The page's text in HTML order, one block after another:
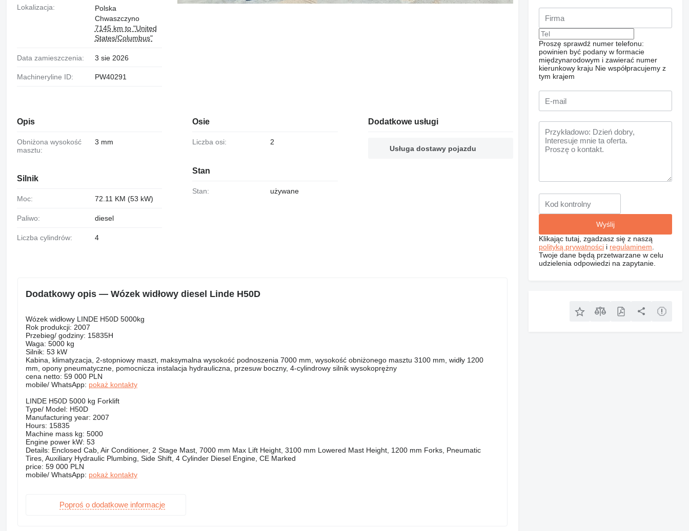
Lokalizacja:
Polska
Chwaszczyno
7145 km to "United
States/Columbus"
Data zamieszczenia: 3 sie 2026
Machineryline ID: PW40291
Opis
Obniżona wysokość
masztu:
3 mm
Silnik
Moc: 72.11 KM (53 kW)
Paliwo: diesel
Liczba cylindrów: 4
Osie
Liczba osi: 2
Stan
Stan: używane
Dodatkowe usługi
Usługa dostawy pojazdu
Dodatkowy opis — Wózek widłowy diesel Linde H50D
Wózek widłowy LINDE H50D 5000kg
Rok produkcji: 2007
Przebieg/ godziny: 15835H
Waga: 5000 kg
Silnik: 53 kW
Kabina, klimatyzacja, 2-stopniowy maszt, maksymalna wysokość podnoszenia 7000 mm, wysokość obniżonego masztu 3100 mm, widły 1200
mm, opony pneumatyczne, pomocnicza instalacja hydrauliczna, przesuw boczny, 4-cylindrowy silnik wysokoprężny
cena netto: 59 000 PLN
mobile/ WhatsApp: pokaż kontakty
LINDE H50D 5000 kg Forklift
Type/ Model: H50D
Manufacturing year: 2007
Hours: 15835
Machine mass kg: 5000
Engine power kW: 53
Details: Enclosed Cab, Air Conditioner, 2 Stage Mast, 7000 mm Max Lift Height, 3100 mm Lowered Mast Height, 1200 mm Forks, Pneumatic
Tires, Auxiliary Hydraulic Plumbing, Side Shift, 4 Cylinder Diesel Engine, CE Marked
price: 59 000 PLN
mobile/ WhatsApp: pokaż kontakty
Poproś o dodatkowe informacje
Proszę sprawdź numer telefonu:
powinien być podany w formacie
międzynarodowym i zawierać numer
kierunkowy kraju Nie współpracujemy z
tym krajem
Klikając tutaj, zgadzasz się z naszą
polityką prywatności i regulaminem
Twoje dane będą przetwarzane w celu
udzielenia odpowiedzi na zapytanie.